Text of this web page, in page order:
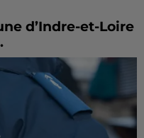
d’Indre-et-Loire